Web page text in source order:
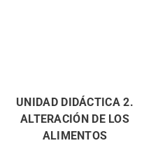
UNIDAD DIDÁCTICA 2.
ALTERACIÓN DE LOS
ALIMENTOS